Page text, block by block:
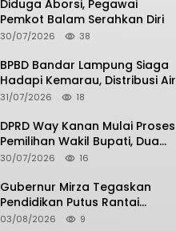
Diduga Aborsi, Pegawai
Pemkot Balam Serahkan Diri
30/07/2026 38
BPBD Bandar Lampung Siaga
Hadapi Kemarau, Distribusi Air
31/07/2026 18
DPRD Way Kanan Mulai Proses
Pemilihan Wakil Bupati, Dua
Nama Resmi Bersaing
30/07/2026 16
Gubernur Mirza Tegaskan
Pendidikan Putus Rantai
Kemiskinan
03/08/2026 9